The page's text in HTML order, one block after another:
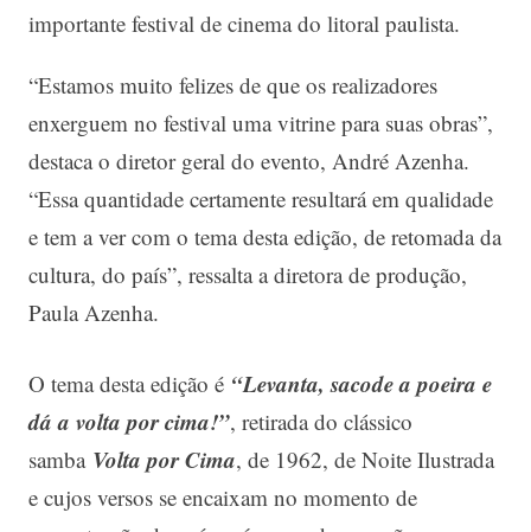
importante festival de cinema do litoral paulista.
“Estamos muito felizes de que os realizadores
enxerguem no festival uma vitrine para suas obras”,
destaca o diretor geral do evento, André Azenha.
“Essa quantidade certamente resultará em qualidade
e tem a ver com o tema desta edição, de retomada da
cultura, do país”, ressalta a diretora de produção,
Paula Azenha.
O tema desta edição é “Levanta, sacode a poeira e
dá a volta por cima!”, retirada do clássico
samba Volta por Cima, de 1962, de Noite Ilustrada
e cujos versos se encaixam no momento de